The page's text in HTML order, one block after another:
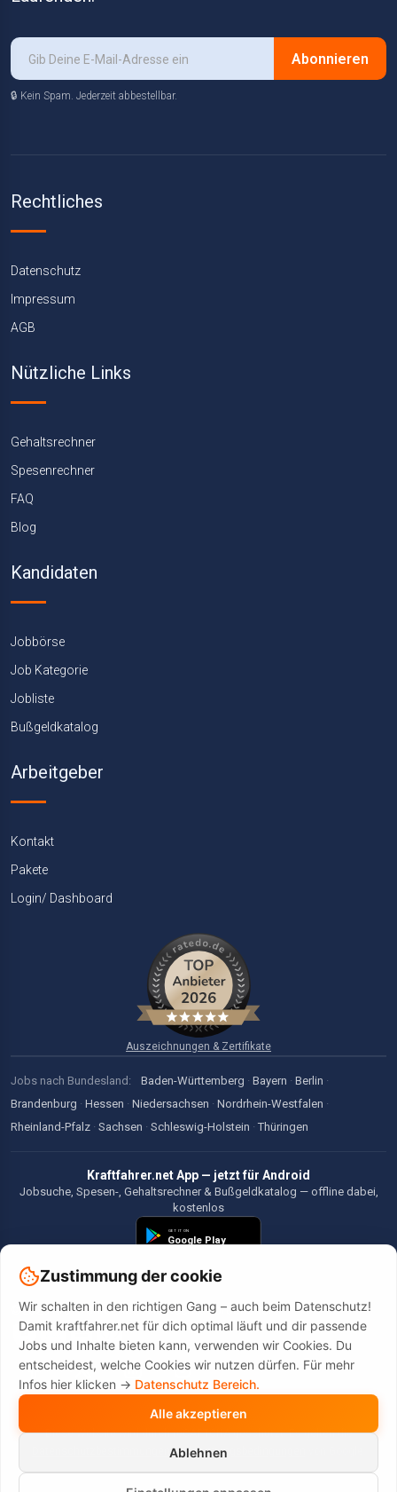
Abonnieren
🔒 Kein Spam. Jederzeit abbestellbar.
Rechtliches
Datenschutz
Impressum
AGB
Nützliche Links
Gehaltsrechner
Spesenrechner
FAQ
Blog
Kandidaten
Jobbörse
Job Kategorie
Jobliste
Bußgeldkatalog
Arbeitgeber
Kontakt
Pakete
Login/ Dashboard
Auszeichnungen & Zertifikate
Jobs nach Bundesland: Baden-Württemberg · Bayern · Berlin ·
Brandenburg · Hessen · Niedersachsen · Nordrhein-Westfalen ·
Rheinland-Pfalz · Sachsen · Schleswig-Holstein · Thüringen
Kraftfahrer.net App — jetzt für Android
Jobsuche, Spesen-, Gehaltsrechner & Bußgeldkatalog — offline dabei,
kostenlos
©2026 Kraftfahrer.net. Alle Rechte vorbehalten.
Diese Website wird durch reCAPTCHA geschützt. Es gelten die
undNutzungsbedingungen
Zustimmung der cookie
Wir schalten in den richtigen Gang – auch beim Datenschutz!
Damit kraftfahrer.net für dich optimal läuft und dir passende
Jobs und Inhalte bieten kann, verwenden wir Cookies. Du
entscheidest, welche Cookies wir nutzen dürfen. Für mehr
Infos hier klicken -> Datenschutz Bereich.
Alle akzeptieren
Ablehnen